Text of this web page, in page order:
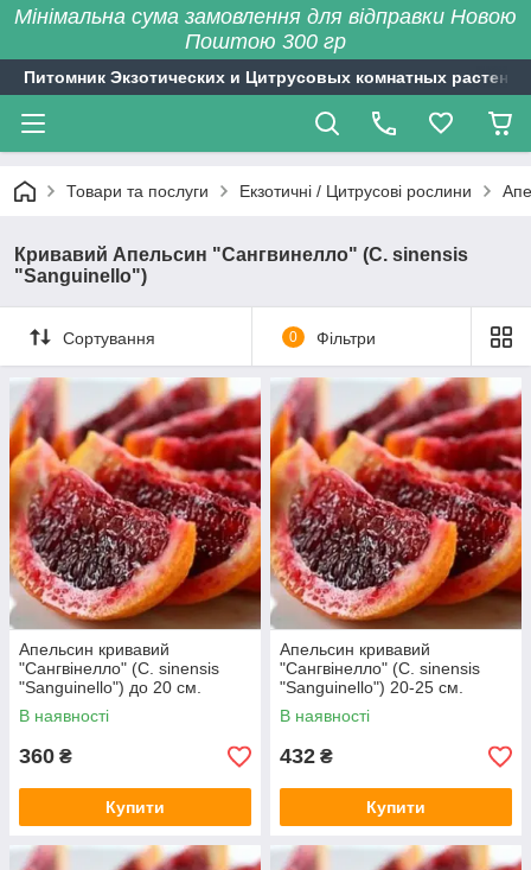
Мінімальна сума замовлення для відправки Новою
Поштою 300 гр
Питомник Экзотических и Цитрусовых комнатных растений
Товари та послуги Екзотичні / Цитрусові рослини
Кривавий Апельсин "Сангвинелло" (C. sinensis
"Sanguinello")
Сортування 0 Фільтри
Апельсин кривавий
"Сангвінелло" (C. sinensis
"Sanguinello") до 20 см.
Кімнатний
В наявності
360 ₴
Купити
Апельсин кривавий
"Сангвінелло" (C. sinensis
"Sanguinello") 20-25 см.
Кімнатний
В наявності
432 ₴
Купити